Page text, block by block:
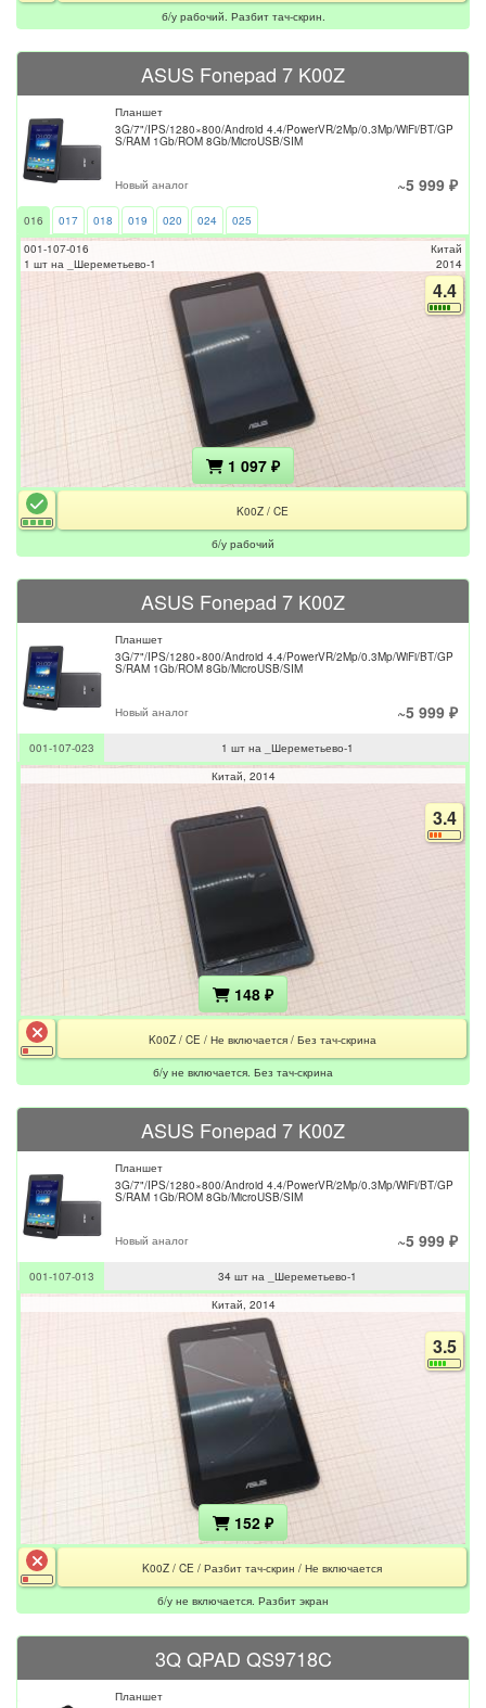
б/у рабочий. Разбит тач-скрин.
ASUS Fonepad 7 K00Z
Планшет
3G/7"/IPS/1280×800/Android 4.4/PowerVR/2Mp/0.3Mp/WiFi/BT/GP
S/RAM 1Gb/ROM 8Gb/MicroUSB/SIM
Новый аналог ~5 999 ₽
016 017 018 019 020 024
025
001-107-016
1 шт на _Шереметьево-1
Китай
2014
4.4
1 097 ₽
K00Z / CE
б/у рабочий
ASUS Fonepad 7 K00Z
Планшет
3G/7"/IPS/1280×800/Android 4.4/PowerVR/2Mp/0.3Mp/WiFi/BT/GP
S/RAM 1Gb/ROM 8Gb/MicroUSB/SIM
Новый аналог ~5 999 ₽
001-107-023
1 шт на _Шереметьево-1
Китай 2014
3.4
148 ₽
K00Z / CE / Не включается / Без тач-скрина
б/у не включается. Без тач-скрина
ASUS Fonepad 7 K00Z
Планшет
3G/7"/IPS/1280×800/Android 4.4/PowerVR/2Mp/0.3Mp/WiFi/BT/GP
S/RAM 1Gb/ROM 8Gb/MicroUSB/SIM
Новый аналог ~5 999 ₽
001-107-013
34 шт на _Шереметьево-1
Китай 2014
3.5
152 ₽
K00Z / CE / Разбит тач-скрин / Не включается
б/у не включается. Разбит экран
3Q QPAD QS9718C
Планшет